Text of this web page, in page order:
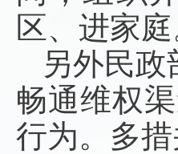
区、进家庭
另外民
畅通维权
行为。多